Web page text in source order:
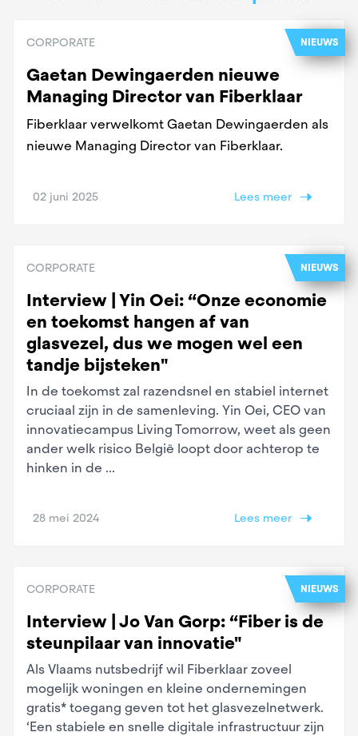
NIEUWS
CORPORATE
Gaetan Dewingaerden nieuwe
Managing Director van Fiberklaar
Fiberklaar verwelkomt Gaetan Dewingaerden als
nieuwe Managing Director van Fiberklaar.
02 juni 2025 Lees meer
NIEUWS
CORPORATE
Interview | Yin Oei: “Onze economie
en toekomst hangen af van
glasvezel, dus we mogen wel een
tandje bijsteken"
In de toekomst zal razendsnel en stabiel internet
cruciaal zijn in de samenleving. Yin Oei, CEO van
innovatiecampus Living Tomorrow, weet als geen
ander welk risico België loopt door achterop te
hinken in de ...
28 mei 2024 Lees meer
NIEUWS
CORPORATE
Interview | Jo Van Gorp: “Fiber is de
steunpilaar van innovatie"
Als Vlaams nutsbedrijf wil Fiberklaar zoveel
mogelijk woningen en kleine ondernemingen
gratis* toegang geven tot het glasvezelnetwerk.
‘Een stabiele en snelle digitale infrastructuur zijn